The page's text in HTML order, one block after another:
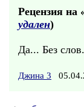
Рецензия на
удален)
Да... Без
Джина 3